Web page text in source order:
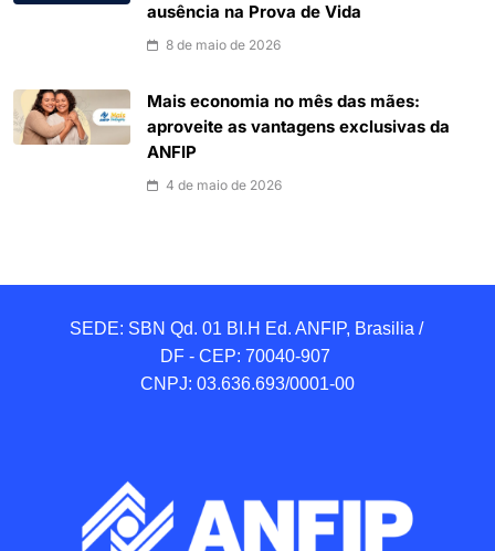
ausência na Prova de Vida
8 de maio de 2026
Mais economia no mês das mães:
aproveite as vantagens exclusivas da
ANFIP
4 de maio de 2026
SEDE: SBN Qd. 01 BI.H Ed. ANFIP, Brasilia /
DF - CEP: 70040-907
CNPJ: 03.636.693/0001-00